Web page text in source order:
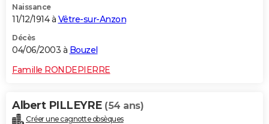
Naissance
11/12/1914 à Vêtre-sur-Anzon
Décès
04/06/2003 à Bouzel
Famille RONDEPIERRE
Albert PILLEYRE (54 ans)
Créer une cagnotte obsèques